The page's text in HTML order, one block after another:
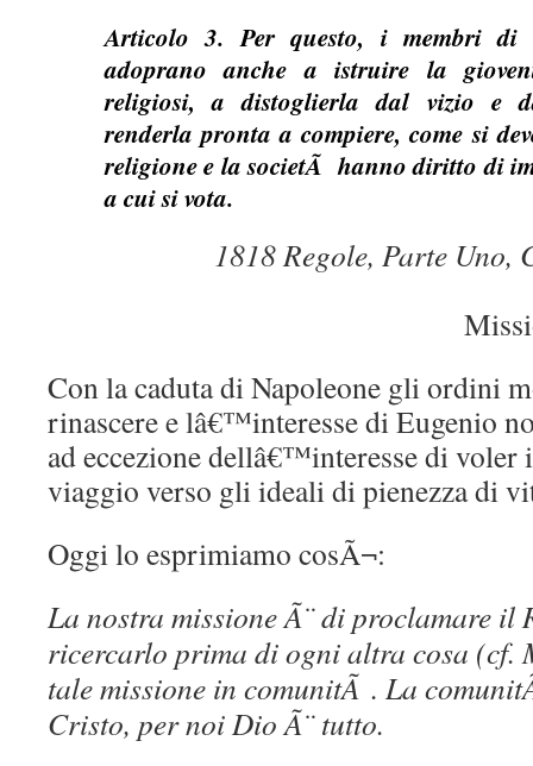
Articolo 3. Per questo, i membri
adoprano anche a istruire la
religiosi, a distoglierla dal vizio e
renderla pronta a compiere, come si
religione e la societÃ hanno diritto di
a cui si vota.
1818 Regole, Parte
Con la caduta di Napoleone gli ordini
rinascere e lâ€™interesse di Eugenio
ad eccezione dellâ€™interesse di voler
viaggio verso gli ideali di pienezza di
Oggi lo esprimiamo cosÃ¬:
La nostra missione Ã¨ di proclamare il
ricercarlo prima di ogni altra cosa (cf.
tale missione in comunitÃ . La
Cristo, per noi Dio Ã¨ tutto.